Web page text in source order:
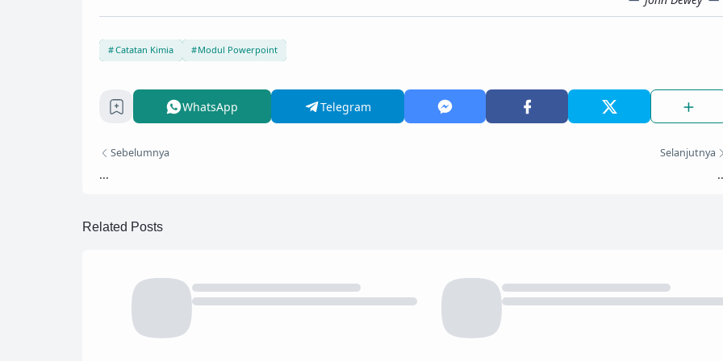
Catatan Kimia Modul Powerpoint
WhatsApp Telegram
Sebelumnya
...
Selanjutnya
Related Posts